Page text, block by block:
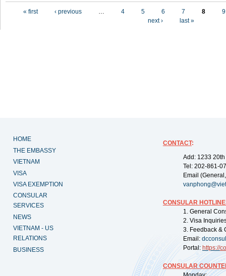
« first ‹ previous … 4 5 6 7 8
9
next ›
last »
HOME
THE EMBASSY
VIETNAM
VISA
VISA EXEMPTION
CONSULAR
SERVICES
NEWS
VIETNAM - US
RELATIONS
BUSINESS
CONTACT:
Add: 1233
Tel: 202-861-
Email
CONSULAR
1. General
2. Visa
3. Feedback &
Email:
Portal: https://
CONSULAR